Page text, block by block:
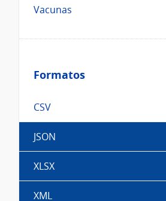
Vacunas
Formatos
Formatos
CSV
JSON
XLSX
XML